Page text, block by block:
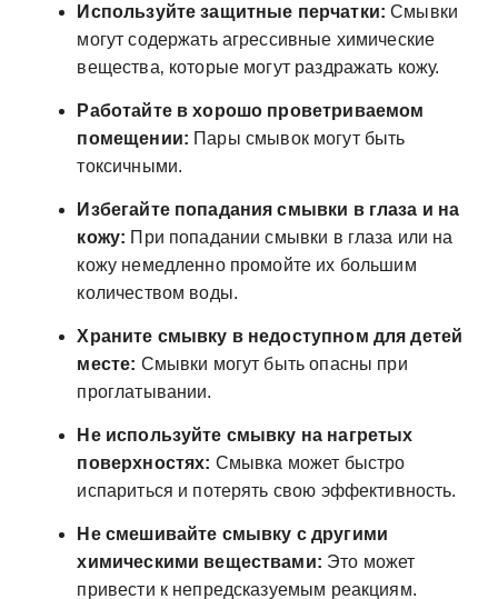
Используйте защитные перчатки: Смывки
могут содержать агрессивные химические
вещества‚ которые могут раздражать кожу.
Работайте в хорошо проветриваемом
помещении: Пары смывок могут быть
токсичными.
Избегайте попадания смывки в глаза и на
кожу: При попадании смывки в глаза или на
кожу немедленно промойте их большим
количеством воды.
Храните смывку в недоступном для детей
месте: Смывки могут быть опасны при
проглатывании.
Не используйте смывку на нагретых
поверхностях: Смывка может быстро
испариться и потерять свою эффективность.
Не смешивайте смывку с другими
химическими веществами: Это может
привести к непредсказуемым реакциям.